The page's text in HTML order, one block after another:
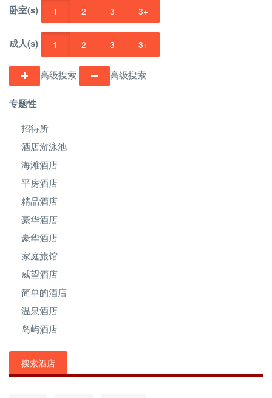
卧室(s) 1 2 3 3+
成人(s) 1 2 3 3+
高级搜索 高级搜索
专题性
招待所
酒店游泳池
海滩酒店
平房酒店
精品酒店
豪华酒店
豪华酒店
家庭旅馆
威望酒店
简单的酒店
温泉酒店
岛屿酒店
搜索酒店